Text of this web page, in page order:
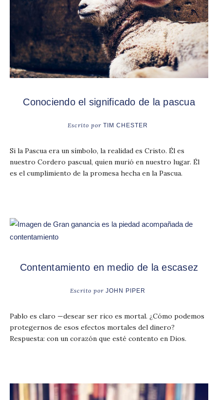
Conociendo el significado de la pascua
Escrito por TIM CHESTER
Si la Pascua era un símbolo, la realidad es Cristo. Él es
nuestro Cordero pascual, quien murió en nuestro lugar. Él
es el cumplimiento de la promesa hecha en la Pascua.
Contentamiento en medio de la escasez
Escrito por JOHN PIPER
Pablo es claro —desear ser rico es mortal. ¿Cómo podemos
protegernos de esos efectos mortales del dinero?
Respuesta: con un corazón que esté contento en Dios.